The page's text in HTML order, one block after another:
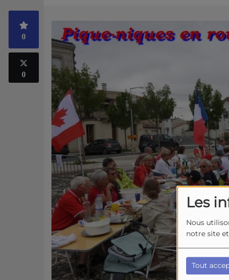
Les
Nous
notre site
Tout
0
0